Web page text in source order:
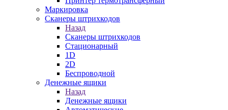
Маркировка
Сканеры штрихкодов
Назад
Сканеры штрихкодов
Стационарный
1D
2D
Беспроводной
Денежные ящики
Назад
Денежные ящики